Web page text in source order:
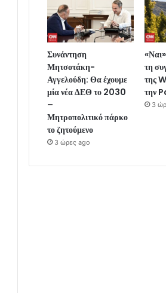
Συνάντηση
Μητσοτάκη-
Αγγελούδη: Θα έχουμε
μία νέα ΔΕΘ το 2030
–
Μητροπολιτικό πάρκο
το ζητούμενο
3 ώρες ago
τη
της
την
3